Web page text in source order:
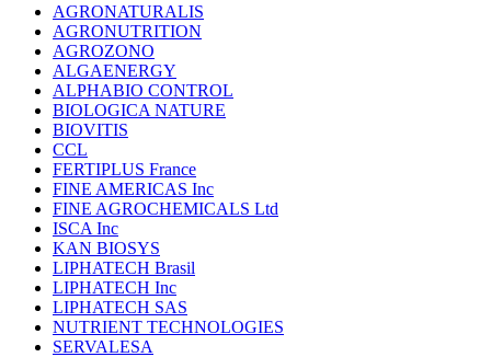
AGRONATURALIS
AGRONUTRITION
AGROZONO
ALGAENERGY
ALPHABIO CONTROL
BIOLOGICA NATURE
BIOVITIS
CCL
FERTIPLUS France
FINE AMERICAS Inc
FINE AGROCHEMICALS Ltd
ISCA Inc
KAN BIOSYS
LIPHATECH Brasil
LIPHATECH Inc
LIPHATECH SAS
NUTRIENT TECHNOLOGIES
SERVALESA